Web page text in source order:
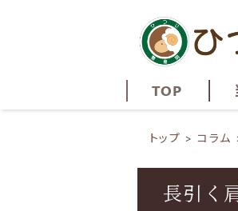
TOP
トップ コラム
長引く